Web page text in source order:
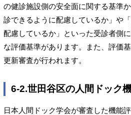
の健診施設側の安全面に関する基準
診できるように配慮しているか」や
配慮しているか」といった受診者側
な評価基準があります。また、評価
更新審査が行われます。
6-2.世田谷区の人間ドック
日本人間ドック学会が審査した機能